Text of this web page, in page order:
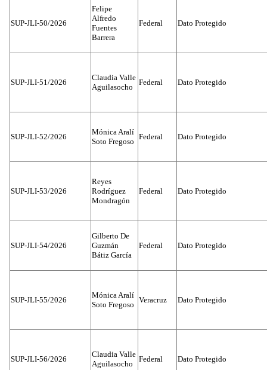
SUP-JLI-50/2026
Felipe
Alfredo
Fuentes
Barrera
Federal Dato Protegido
SUP-JLI-51/2026
Claudia Valle
Aguilasocho
Federal Dato Protegido
SUP-JLI-52/2026
Mónica Aralí
Soto Fregoso
Federal Dato Protegido
SUP-JLI-53/2026
Reyes
Rodríguez
Mondragón
Federal Dato Protegido
SUP-JLI-54/2026
Gilberto De
Guzmán
Bátiz García
Federal Dato Protegido
SUP-JLI-55/2026
Mónica Aralí
Soto Fregoso
Veracruz Dato Protegido
SUP-JLI-56/2026
Claudia Valle
Aguilasocho
Federal Dato Protegido